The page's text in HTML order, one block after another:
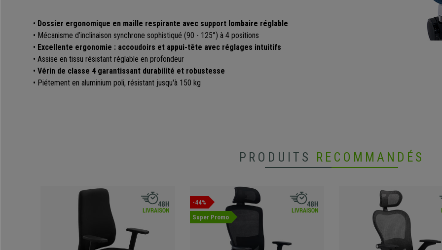
• Dossier ergonomique en maille respirante avec support lombaire réglable
• Mécanisme d’inclinaison synchrone sophistiqué (90 - 125°) à 4 positions
• Excellente ergonomie : accoudoirs et appui-tête avec réglages intuitifs
• Assise en tissu résistant réglable en profondeur
• Vérin de classe 4 garantissant durabilité et robustesse
• Piétement en aluminium poli, résistant jusqu'à 150 kg
PRODUITS RECOMMANDÉS
-44%
Super Promo